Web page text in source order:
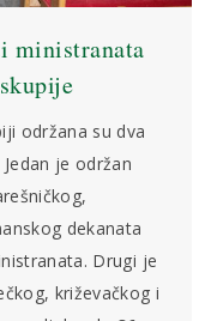
ministranata
održana su dva
je održan
dekanata
Drugi je
križevačkog i